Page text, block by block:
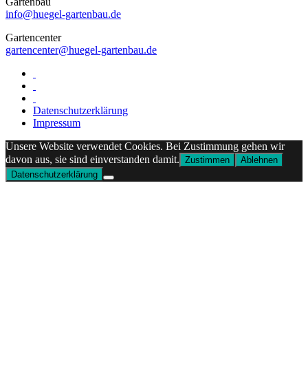
info@huegel-gartenbau.de
Gartencenter
gartencenter@huegel-gartenbau.de
Datenschutzerklärung
Impressum
Unsere Website verwendet Cookies. Bei Zustimmung gehen wir
davon aus, sie sind einverstanden damit. Zustimmen
Ablehnen
Datenschutzerklärung